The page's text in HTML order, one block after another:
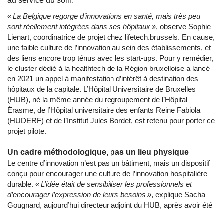
« La Belgique regorge d’innovations en santé, mais très peu
sont réellement intégrées dans ses hôpitaux », observe Sophie
Lienart, coordinatrice de projet chez lifetech.brussels. En cause,
une faible culture de l’innovation au sein des établissements, et
des liens encore trop ténus avec les start-ups. Pour y remédier,
le cluster dédié à la healthtech de la Région bruxelloise a lancé
en 2021 un appel à manifestation d’intérêt à destination des
hôpitaux de la capitale. L’Hôpital Universitaire de Bruxelles
(HUB), né la même année du regroupement de l’Hôpital
Érasme, de l’Hôpital universitaire des enfants Reine Fabiola
(HUDERF) et de l’Institut Jules Bordet, est retenu pour porter ce
projet pilote.
Un cadre méthodologique, pas un lieu physique
Le centre d’innovation n’est pas un bâtiment, mais un dispositif
conçu pour encourager une culture de l’innovation hospitalière
durable. « L’idée était de sensibiliser les professionnels et
d’encourager l’expression de leurs besoins », explique Sacha
Gougnard, aujourd’hui directeur adjoint du HUB, après avoir été